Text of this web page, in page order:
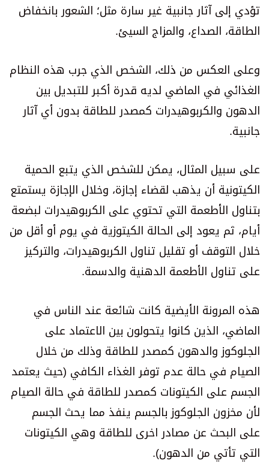
تؤدي إلى آثار جانبية غير سارة مثل؛ الشعور بانخفاض
الطاقة، الصداع، والمزاج السيئ.
وعلى العكس من ذلك، الشخص الذي جرب هذه النظام
الغذائي في الماضي لديه قدرة أكبر للتبديل بين
الدهون والكربوهيدرات كمصدر للطاقة بدون أي آثار
جانبية.
على سبيل المثال، يمكن للشخص الذي يتبع الحمية
الكيتونية أن يذهب لقضاء إجازة، وخلال الإجازة يستمتع
بتناول الأطعمة التي تحتوي على الكربوهيدرات لبضعة
أيام، ثم يعود إلى الحالة الكيتوزية في يوم أو أقل من
خلال التوقف أو تقليل تناول الكربوهيدرات، والتركيز
على تناول الأطعمة الدهنية والدسمة.
هذه المرونة الأيضية كانت شائعة عند الناس في
الماضي، الذين كانوا يتحولون بين الاعتماد على
الجلوكوز والدهون كمصدر للطاقة وذلك من خلال
الصيام في حالة عدم توفر الغذاء الكافي (حيث يعتمد
الجسم على الكيتونات كمصدر للطاقة في حالة الصيام
لأن مخزون الجلوكوز بالجسم ينفذ مما يحث الجسم
على البحث عن مصادر اخرى للطاقة وهي الكيتونات
التي تأتي من الدهون).